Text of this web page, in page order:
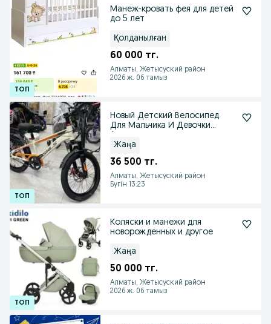
Манеж-кровать фея для детей
до 5 лет
Қолданылған
60 000 тг.
Алматы, Жетысуский район
2026 ж. 06 тамыз
Новый Детский Велосипед
Для Мальчика И Девочки
Жаңа
36 500 тг.
Алматы, Жетысуский район
Бүгін 13:23
Коляски и манежи для
новорожденных и другое
Жаңа
50 000 тг.
Алматы, Жетысуский район
2026 ж. 06 тамыз